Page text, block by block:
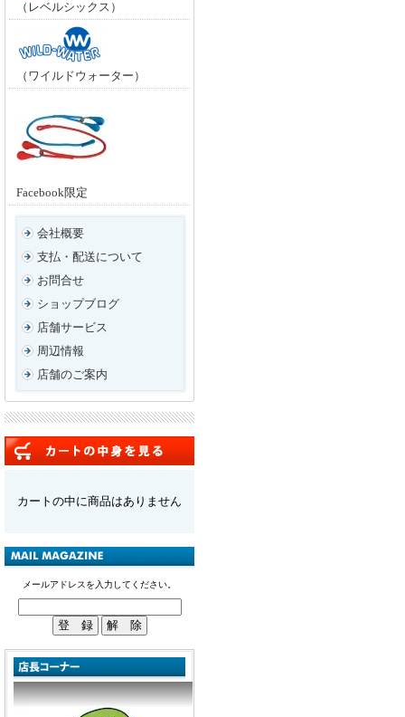
（レベルシックス）
（ワイルドウォーター）
Facebook限定
会社概要
支払・配送について
お問合せ
ショップブログ
店舗サービス
周辺情報
店舗のご案内
カートの中に商品はありません
メールアドレスを入力してください。